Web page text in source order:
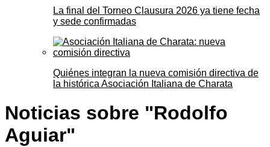
La final del Torneo Clausura 2026 ya tiene fecha
y sede confirmadas
Quiénes integran la nueva comisión directiva de
la histórica Asociación Italiana de Charata
Noticias sobre "Rodolfo
Aguiar"